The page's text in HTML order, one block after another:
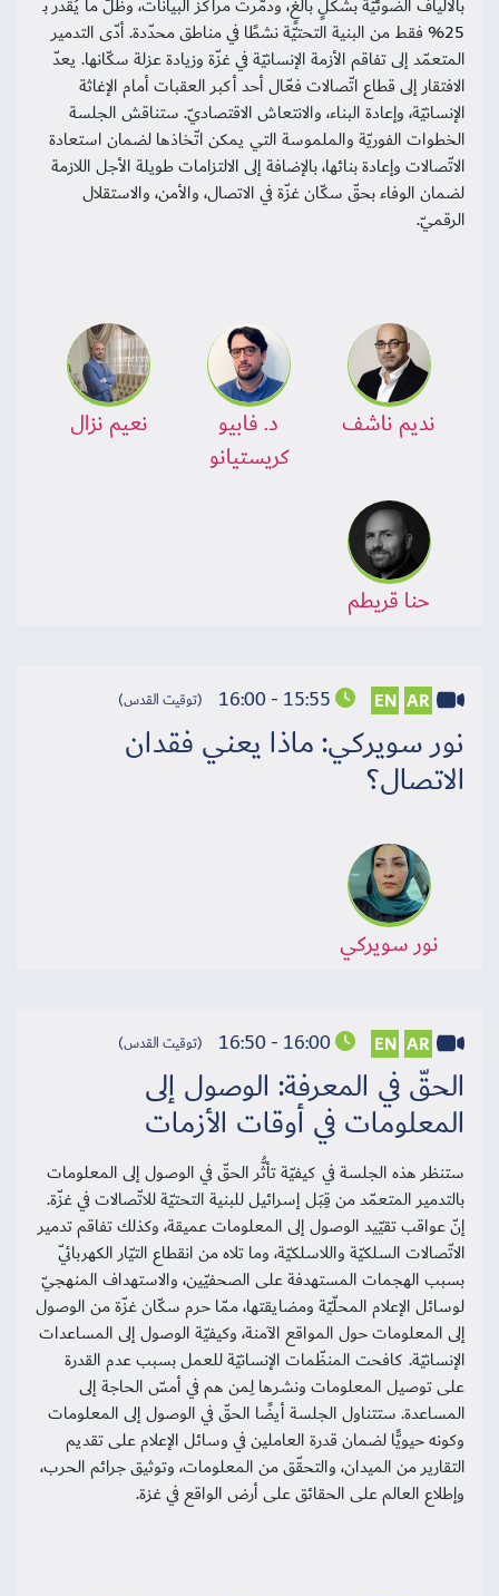
بالألياف الضوئيّة بشكلٍ بالغٍ، ودُمّرت مراكز البيانات، وظلّ ما يُقدّر بـ
25% فقط من البنية التحتيّة نشطًا في مناطق محدّدة. أدّى التدمير
المتعمّد إلى تفاقم الأزمة الإنسانيّة في غزّة وزيادة عزلة سكّانها. يعدّ
الافتقار إلى قطاع اتّصالات فعّال أحد أكبر العقبات أمام الإغاثة
الإنسانيّة، وإعادة البناء، والانتعاش الاقتصاديّ. ستناقش الجلسة
الخطوات الفوريّة والملموسة التي يمكن اتّخاذها لضمان استعادة
الاتّصالات وإعادة بنائها، بالإضافة إلى الالتزامات طويلة الأجل اللازمة
لضمان الوفاء بحقّ سكّان غزّة في الاتصال، والأمن، والاستقلال
الرقميّ.
نديم ناشف
د. فابيو
كريستيانو
نعيم نزال
حنا قريطم
AR
EN
15:55 - 16:00 (توقيت القدس)
نور سويركي: ماذا يعني فقدان
الاتصال؟
نور سويركي
AR
EN
16:00 - 16:50 (توقيت القدس)
الحقّ في المعرفة: الوصول إلى
المعلومات في أوقات الأزمات
ستنظر هذه الجلسة في كيفيّة تأثُّر الحقّ في الوصول إلى المعلومات
بالتدمير المتعمّد من قِبَل إسرائيل للبنية التحتيّة للاتّصالات في غزّة.
إنّ عواقب تقيّيد الوصول إلى المعلومات عميقة، وكذلك تفاقم تدمير
الاتّصالات السلكيّة واللاسلكيّة، وما تلاه من انقطاع التيّار الكهربائيّ
بسبب الهجمات المستهدفة على الصحفيّين، والاستهداف المنهجيّ
لوسائل الإعلام المحلّيّة ومضايقتها، ممّا حرم سكّان غزّة من الوصول
إلى المعلومات حول المواقع الآمنة، وكيفيّة الوصول إلى المساعدات
الإنسانيّة. كافحت المنظّمات الإنسانيّة للعمل بسبب عدم القدرة
على توصيل المعلومات ونشرها لِمن هم في أمسّ الحاجة إلى
المساعدة. ستتناول الجلسة أيضًا الحقّ في الوصول إلى المعلومات
وكونه حيويًّا لضمان قدرة العاملين في وسائل الإعلام على تقديم
التقارير من الميدان، والتحقّق من المعلومات، وتوثيق جرائم الحرب،
وإطلاع العالم على الحقائق على أرض الواقع في غزة.